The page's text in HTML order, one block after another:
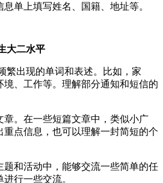
单上填写姓名、国籍、地址等。
大二水平
繁出现的单词和表述。比如，家
境、工作等。理解部分通知和短信的
章。在一些短篇文章中，类似小广
点信息，也可以理解一封简短的个
题和活动中，能够交流一些简单的任
行一些交流。